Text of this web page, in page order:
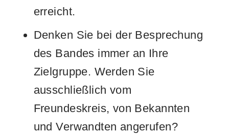
erreicht.
Denken Sie bei der Besprechung
des Bandes immer an Ihre
Zielgruppe. Werden Sie
ausschließlich vom
Freundeskreis, von Bekannten
und Verwandten angerufen?